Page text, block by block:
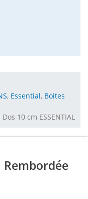
, Essential, Boites
10 cm ESSENTIAL
Rembordée